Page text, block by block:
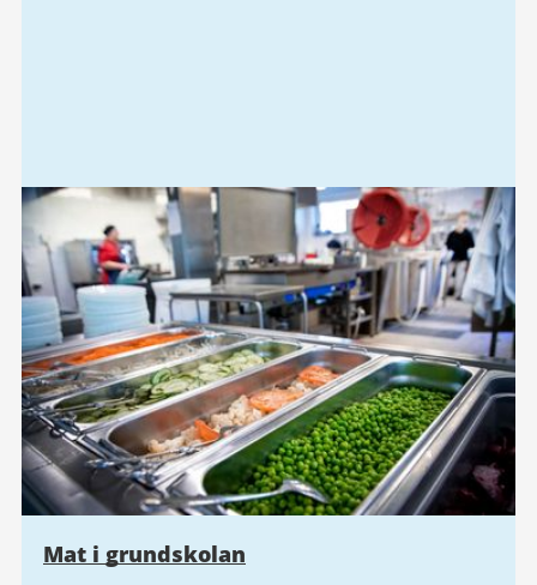
Mat i grundskolan